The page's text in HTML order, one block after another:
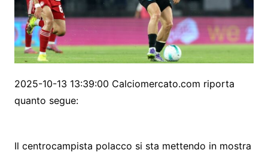
2025-10-13 13:39:00 Calciomercato.com riporta
quanto segue:
Il centrocampista polacco si sta mettendo in mostra